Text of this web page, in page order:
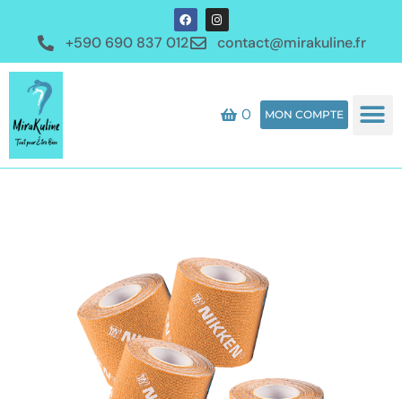
+590 690 837 012 contact@mirakuline.fr
0 MON COMPTE